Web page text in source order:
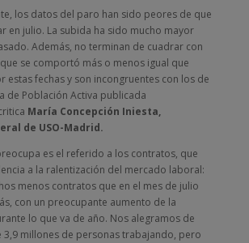
los datos del paro han sido peores de que
en julio. La subida ha sido mucho mayor
Además, no terminan de cuadrar con
se comportó más o menos igual que
estas fechas y son incongruentes con los de
de Población Activa publicada
María Concepción Iniesta,
de USO-Madrid.
es el referido a los contratos, que
a la ralentización del mercado laboral:
menos contratos que en el mes de julio
con un preocupante aumento de la
lo que va de año. Nos alegramos de
3,9 millones de personas trabajando, pero